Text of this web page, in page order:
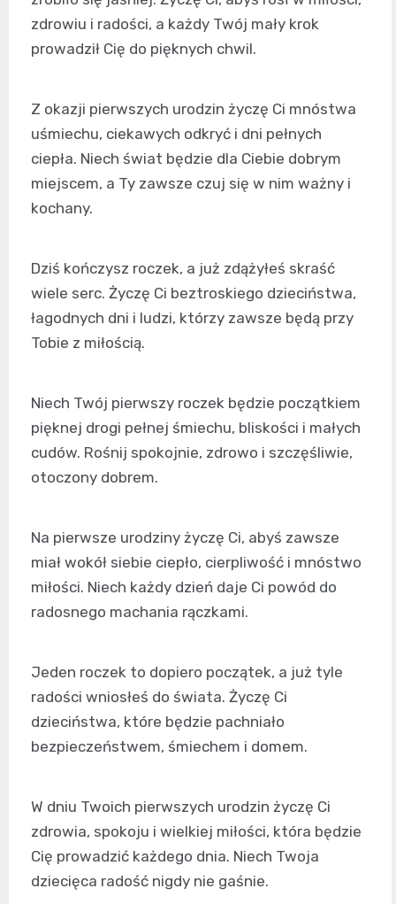
zdrowiu i radości, a każdy Twój mały krok
prowadził Cię do pięknych chwil.
Z okazji pierwszych urodzin życzę Ci mnóstwa
uśmiechu, ciekawych odkryć i dni pełnych
ciepła. Niech świat będzie dla Ciebie dobrym
miejscem, a Ty zawsze czuj się w nim ważny i
kochany.
Dziś kończysz roczek, a już zdążyłeś skraść
wiele serc. Życzę Ci beztroskiego dzieciństwa,
łagodnych dni i ludzi, którzy zawsze będą przy
Tobie z miłością.
Niech Twój pierwszy roczek będzie początkiem
pięknej drogi pełnej śmiechu, bliskości i małych
cudów. Rośnij spokojnie, zdrowo i szczęśliwie,
otoczony dobrem.
Na pierwsze urodziny życzę Ci, abyś zawsze
miał wokół siebie ciepło, cierpliwość i mnóstwo
miłości. Niech każdy dzień daje Ci powód do
radosnego machania rączkami.
Jeden roczek to dopiero początek, a już tyle
radości wniosłeś do świata. Życzę Ci
dzieciństwa, które będzie pachniało
bezpieczeństwem, śmiechem i domem.
W dniu Twoich pierwszych urodzin życzę Ci
zdrowia, spokoju i wielkiej miłości, która będzie
Cię prowadzić każdego dnia. Niech Twoja
dziecięca radość nigdy nie gaśnie.